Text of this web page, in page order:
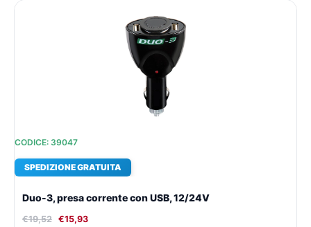
CODICE: 39047
SPEDIZIONE GRATUITA
Duo-3, presa corrente con USB, 12/24V
€19,52 €15,93